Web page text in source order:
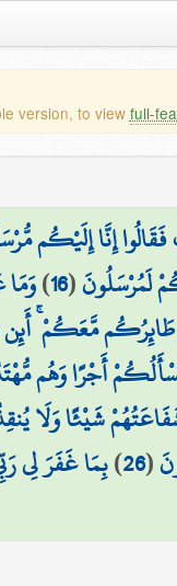
version, to view full-
فَقَالُوا إِنَّا إِلَيْكُم
لَمُرْسَلُونَ(
16
)وَمَا
طَائِرُكُم مَّعَكُمْ
أَجْرًا وَهُم
شَيْئًا وَلَا
(
26
)بِمَا غَفَرَ لِي